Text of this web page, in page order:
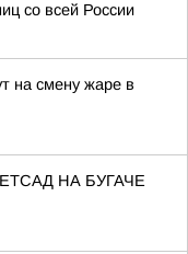
со всей России
на смену жаре в
НА БУГАЧЕ